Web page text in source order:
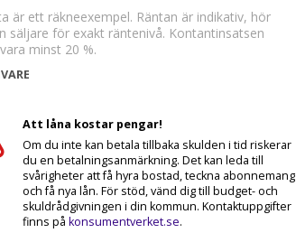
är ett räkneexempel. Räntan är indikativ, hör
säljare för exakt räntenivå. Kontantinsatsen
minst 20 %.
Att låna kostar pengar!
Om du inte kan betala tillbaka skulden i tid riskerar
du en betalningsanmärkning. Det kan leda till
svårigheter att få hyra bostad, teckna abonnemang
och få nya lån. För stöd, vänd dig till budget- och
skuldrådgivningen i din kommun. Kontaktuppgifter
finns på konsumentverket.se.